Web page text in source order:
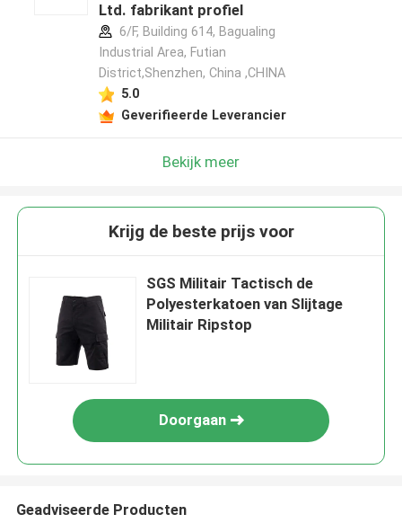
Ltd. fabrikant profiel
6/F, Building 614, Bagualing
Industrial Area, Futian
District,Shenzhen, China ,CHINA
5.0
Geverifieerde Leverancier
Bekijk meer
Krijg de beste prijs voor
SGS Militair Tactisch de
Polyesterkatoen van Slijtage
Militair Ripstop
Doorgaan
Geadviseerde Producten